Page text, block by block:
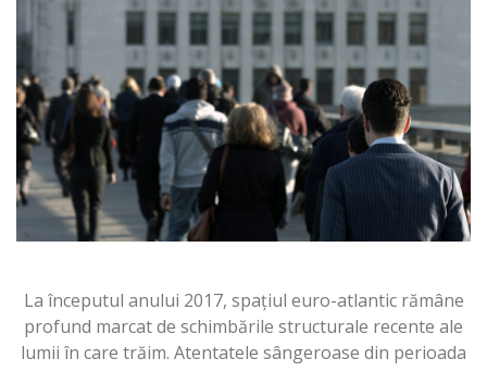
La începutul anului 2017, spațiul euro-atlantic rămâne
profund marcat de schimbările structurale recente ale
lumii în care trăim. Atentatele sângeroase din perioada